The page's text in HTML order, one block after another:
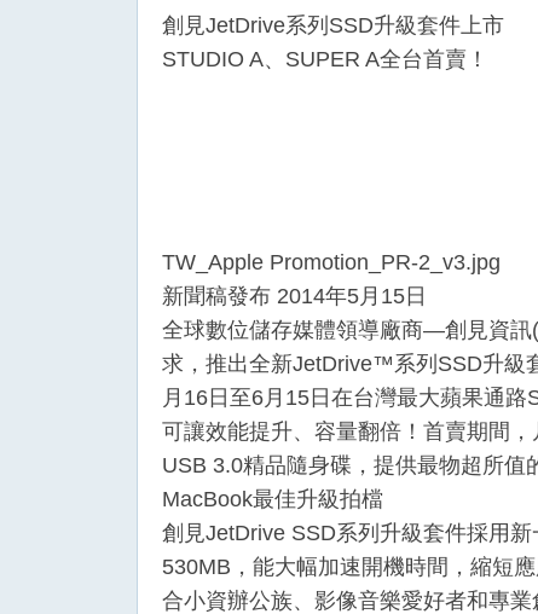
創見JetDrive系列SSD升級套件上市
STUDIO A、SUPER A全台首賣！
TW_Apple Promotion_PR-2_v3.jpg
新聞稿發布 2014年5月15日
全球數位儲存媒體領導廠商—創見資
求，推出全新JetDrive™系列SSD升級
月16日至6月15日在台灣最大蘋果通
可讓效能提升、容量翻倍！首賣期間
USB 3.0精品隨身碟，提供最物超所值
MacBook最佳升級拍檔
創見JetDrive SSD系列升級套件採用
530MB，能大幅加速開機時間，縮短
合小資辦公族、影像音樂愛好者和專